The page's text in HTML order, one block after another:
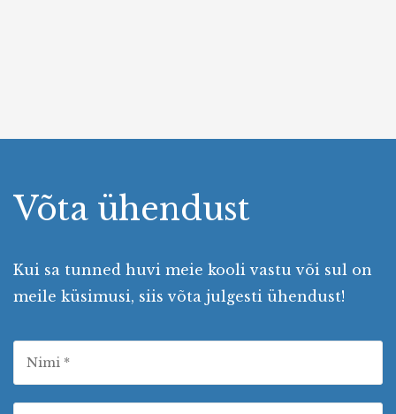
Võta ühendust
Kui sa tunned huvi meie kooli vastu või sul on
meile küsimusi, siis võta julgesti ühendust!